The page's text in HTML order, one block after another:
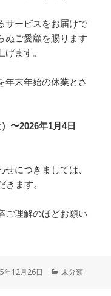
サービスをお届けで
ぬご愛顧を賜ります
ます。
年末年始の休業とさ
〜2026年1月4日
につきましては、
きます。
ご理解のほどお願い
年12月26日
カ
未分類